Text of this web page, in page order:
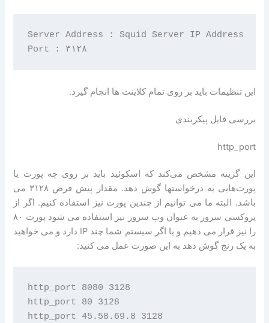
Server Address : Squid Server IP Address
این تنظیمات باید بر روی تمام کلاینت ها انجام گیرد.
بررسی فایل پیکربندی
http_port
این گزینه مشخص می‌کند که اسکوئید باید بر روی چه پورت یا
پورت‌هایی به درخواستها گوش دهد. مقدار پیش فرض ۳۱۲۸ می
باشد. البته ما می توانیم از چندین پورت نیز استفاده کنیم. اگر از
پروکسی سرور به عنوان وب سرور نیز استفاده می شود پورت ۸۰
را نیز قرار می دهیم و یا اگر سیستم شما چند IP دارد و می خواهید
به یک رنج گوش دهد به این صورت عمل می کنید:
http_port 8080 3128
http_port 80 3128